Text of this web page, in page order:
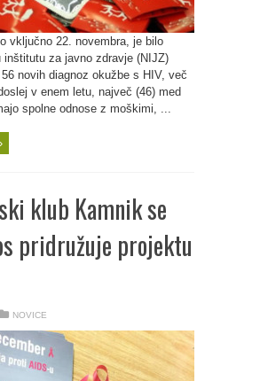
vključno 22. novembra, je bilo
inštitutu za javno zdravje (NIJZ)
novih diagnoz okužbe s HIV, več
v enem letu, največ (46) med
spolne odnose z moškimi, ...
klub Kamnik se
pridružuje projektu
NOVICE